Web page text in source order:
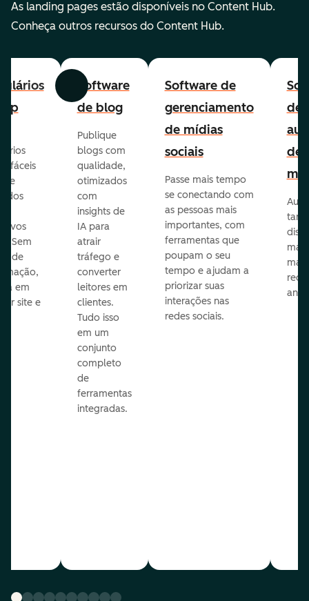
As landing pages estão disponíveis no Content Hub.
Conheça outros recursos do Content Hub.
Anterior Avançar
fáceis
e
Sem
de
em
site e
Software
de blog
Publique
blogs com
qualidade,
otimizados
com
insights de
IA para
atrair
tráfego e
converter
leitores em
clientes.
Tudo isso
em um
conjunto
completo
de
ferramentas
integradas.
Software de
gerenciamento
de mídias
sociais
Passe mais tempo
se conectando com
as pessoas mais
importantes, com
ferramentas que
poupam o seu
tempo e ajudam a
priorizar suas
interações nas
redes sociais.
de
de
mail